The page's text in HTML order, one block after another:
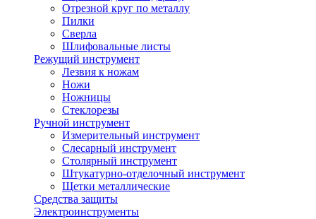
Отрезной круг по металлу
Пилки
Сверла
Шлифовальные листы
Режущий инструмент
Лезвия к ножам
Ножи
Ножницы
Стеклорезы
Ручной инструмент
Измерительный инструмент
Слесарный инструмент
Столярный инструмент
Штукатурно-отделочный инструмент
Щетки металлические
Средства защиты
Электроинструменты